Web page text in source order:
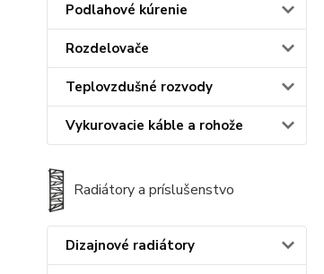
Podlahové kúrenie
Rozdelovače
Teplovzdušné rozvody
Vykurovacie káble a rohože
Radiátory a príslušenstvo
Dizajnové radiátory